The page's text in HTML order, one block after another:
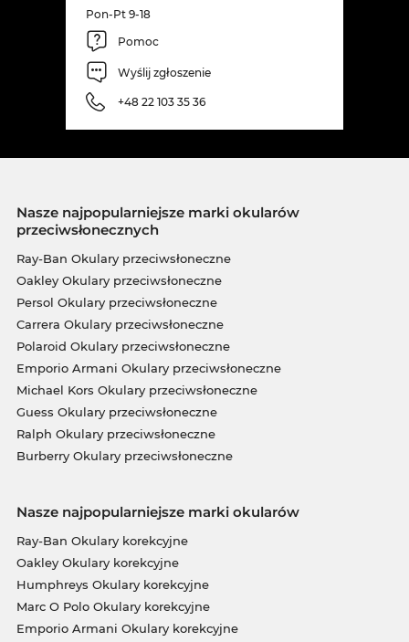
Pon-Pt 9-18
Pomoc
Wyślij zgłoszenie
+48 22 103 35 36
Nasze najpopularniejsze marki okularów
przeciwsłonecznych
Ray-Ban Okulary przeciwsłoneczne
Oakley Okulary przeciwsłoneczne
Persol Okulary przeciwsłoneczne
Carrera Okulary przeciwsłoneczne
Polaroid Okulary przeciwsłoneczne
Emporio Armani Okulary przeciwsłoneczne
Michael Kors Okulary przeciwsłoneczne
Guess Okulary przeciwsłoneczne
Ralph Okulary przeciwsłoneczne
Burberry Okulary przeciwsłoneczne
Nasze najpopularniejsze marki okularów
Ray-Ban Okulary korekcyjne
Oakley Okulary korekcyjne
Humphreys Okulary korekcyjne
Marc O Polo Okulary korekcyjne
Emporio Armani Okulary korekcyjne